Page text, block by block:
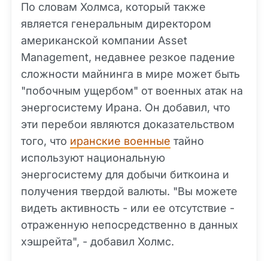
По словам Холмса, который также
является генеральным директором
американской компании Asset
Management, недавнее резкое падение
сложности майнинга в мире может быть
"побочным ущербом" от военных атак на
энергосистему Ирана. Он добавил, что
эти перебои являются доказательством
того, что иранские военные тайно
используют национальную
энергосистему для добычи биткоина и
получения твердой валюты. "Вы можете
видеть активность - или ее отсутствие -
отраженную непосредственно в данных
хэшрейта", - добавил Холмс.